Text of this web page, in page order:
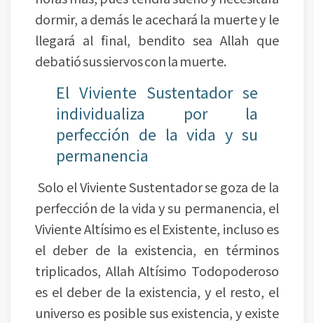
dormir, a demás le acechará la muerte y le
llegará al final, bendito sea Allah que
debatió sus siervos con la muerte.
El Viviente Sustentador se
individualiza por la
perfección de la vida y su
permanencia
Solo el Viviente Sustentador se goza de la
perfección de la vida y su permanencia, el
Viviente Altísimo es el Existente, incluso es
el deber de la existencia, en términos
triplicados, Allah Altísimo Todopoderoso
es el deber de la existencia, y el resto, el
universo es posible sus existencia, y existe